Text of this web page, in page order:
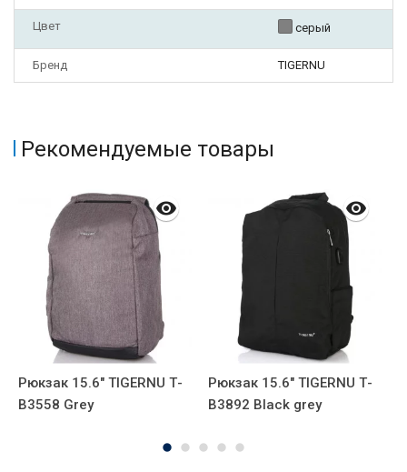
Цвет серый
Бренд TIGERNU
Рекомендуемые товары
Рюкзак 15.6" TIGERNU Т-
В3558 Grey
Рюкзак 15.6" TIGERNU Т-
В3892 Black grey